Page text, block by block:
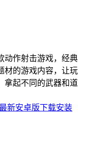
动作射击游戏，经典
材的游戏内容，让玩
拿起不同的武器和道